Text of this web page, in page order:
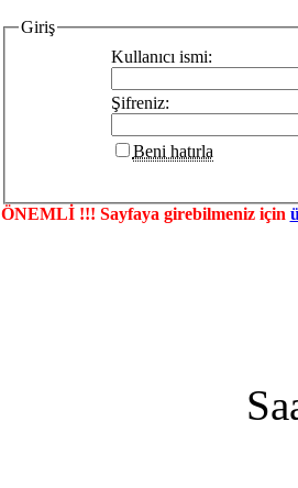
Giriş
Kullanıcı ismi:
Şifreniz:
Beni hatırla
ÖNEMLİ !!! Sayfaya girebilmeniz için